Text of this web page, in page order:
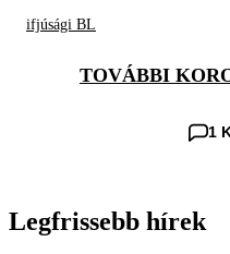
ifjúsági BL
TOVÁBBI
1
Legfrissebb hírek